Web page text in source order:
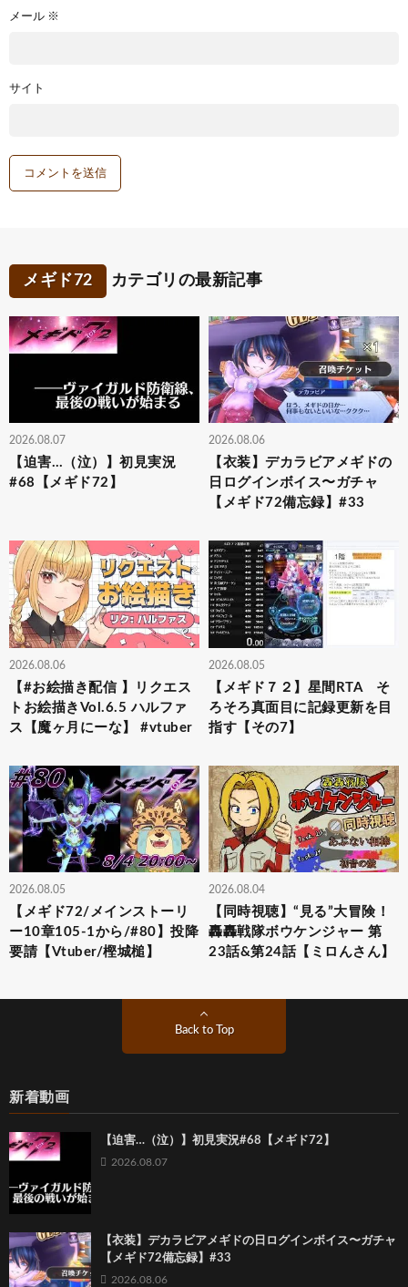
メール ※
サイト
メギド72 カテゴリの最新記事
2026.08.07
【迫害…（泣）】初見実況
#68【メギド72】
2026.08.06
【衣装】デカラビアメギドの
日ログインボイス〜ガチャ
【メギド72備忘録】#33
2026.08.06
【#お絵描き配信 】リクエス
トお絵描きVol.6.5 ハルファ
ス【魔ヶ月にーな】 #vtuber
2026.08.05
【メギド７２】星間RTA そ
ろそろ真面目に記録更新を目
指す【その7】
2026.08.05
【メギド72/メインストーリ
ー10章105-1から/#80】投降
要請【Vtuber/樫城槌】
2026.08.04
【同時視聴】“見る”大冒険！
轟轟戦隊ボウケンジャー 第
23話&第24話【ミロんさん】
Back to Top
新着動画
【迫害…（泣）】初見実況#68【メギド72】
2026.08.07
【衣装】デカラビアメギドの日ログインボイス〜ガチャ
【メギド72備忘録】#33
2026.08.06